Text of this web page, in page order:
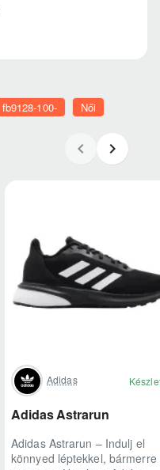
fb9128-100- Női
Adidas
Adidas Astrarun
Adidas Astrarun – Indulj el
könnyed léptekkel, bármerre